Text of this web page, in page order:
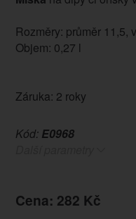
Rozměry: průměr 11,5,
Objem: 0,27 l
Záruka: 2 roky
Kód: E0968
Cena: 282 Kč